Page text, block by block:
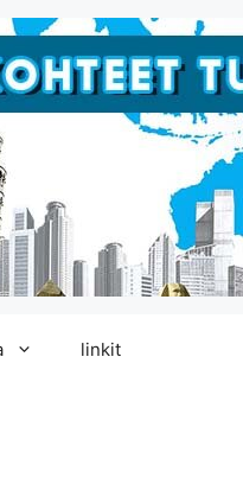
linkit